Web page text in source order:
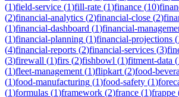
(1)field-service (1)fill-rate (1)finance (10)
(2)financial-analytics (2)financial-close (2)
(1)financial-dashboard (1)financial-
(1)financial-planning (1)financial-projections (
(4)financial-reports (2)financial-services (3)
(3)firewall (1)firs (2)fishbowl (1)fitment-data (
(1)fleet-management (1)flipkart (2)food-
(1)food-manufacturing (1)food-safety (1)
(1)formulas (1)framework (2)france (1)frappe